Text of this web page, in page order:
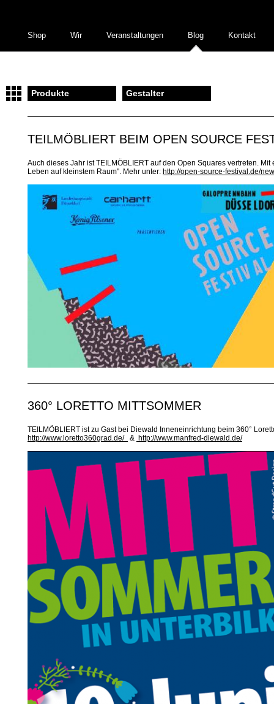
Shop Wir Veranstaltungen Blog Kontakt
Produkte Gestalter
TEILMÖBLIERT BEIM OPEN SOURCE
Auch dieses Jahr ist TEILMÖBLIERT auf den Open Squares vertreten.
Leben auf kleinstem Raum". Mehr unter: http://open-source-festival.de/
360° LORETTO MITTSOMMER
TEILMÖBLIERT ist zu Gast bei Diewald Inneneinrichtung beim 360°
http://www.loretto360grad.de/
& http://www.manfred-diewald.de/